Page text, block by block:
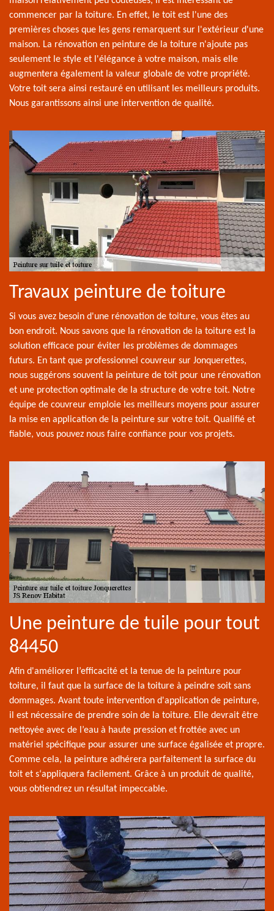
commencer par la toiture. En effet, le toit est l'une des
premières choses que les gens remarquent sur l'extérieur d'une
maison. La rénovation en peinture de la toiture n'ajoute pas
seulement le style et l'élégance à votre maison, mais elle
augmentera également la valeur globale de votre propriété.
Votre toit sera ainsi restauré en utilisant les meilleurs produits.
Nous garantissons ainsi une intervention de qualité.
Travaux peinture de toiture
Si vous avez besoin d'une rénovation de toiture, vous êtes au
bon endroit. Nous savons que la rénovation de la toiture est la
solution efficace pour éviter les problèmes de dommages
futurs. En tant que professionnel couvreur sur Jonquerettes,
nous suggérons souvent la peinture de toit pour une rénovation
et une protection optimale de la structure de votre toit. Notre
équipe de couvreur emploie les meilleurs moyens pour assurer
la mise en application de la peinture sur votre toit. Qualifié et
fiable, vous pouvez nous faire confiance pour vos projets.
Une peinture de tuile pour tout
84450
Afin d'améliorer l’efficacité et la tenue de la peinture pour
toiture, il faut que la surface de la toiture à peindre soit sans
dommages. Avant toute intervention d'application de peinture,
il est nécessaire de prendre soin de la toiture. Elle devrait être
nettoyée avec de l’eau à haute pression et frottée avec un
matériel spécifique pour assurer une surface égalisée et propre.
Comme cela, la peinture adhérera parfaitement la surface du
toit et s‘appliquera facilement. Grâce à un produit de qualité,
vous obtiendrez un résultat impeccable.